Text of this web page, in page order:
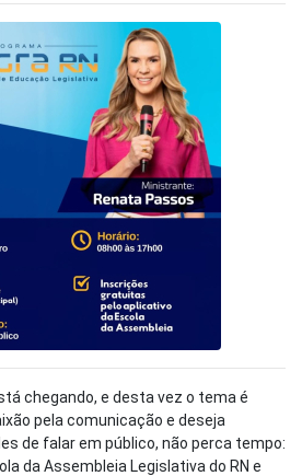
chegando, e desta vez o tema é
pela comunicação e deseja
de falar em público, não perca tempo:
da Assembleia Legislativa do RN e